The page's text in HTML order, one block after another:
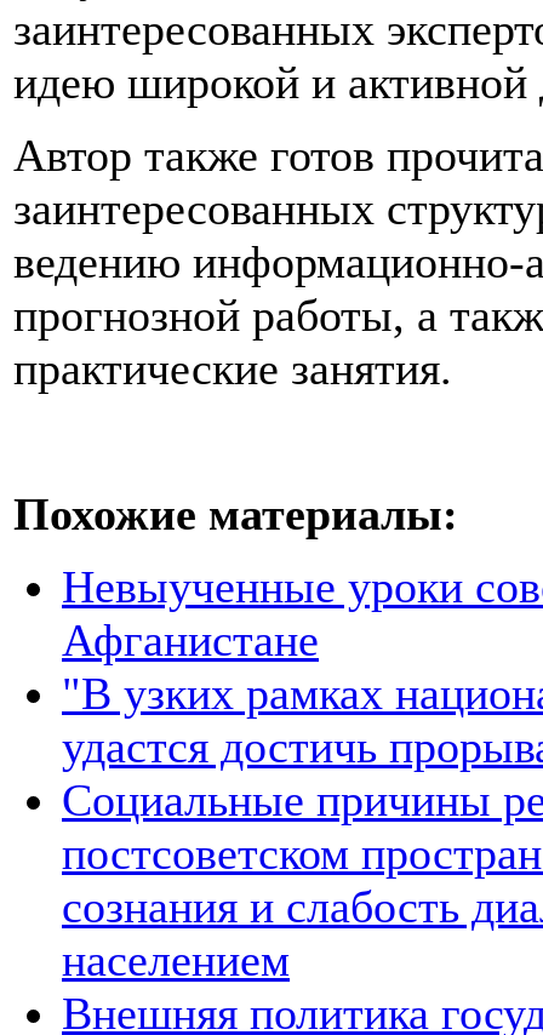
заинтересованных
идею широкой и активной
Автор также готов
заинтересованных
ведению информационно-
прогнозной работы, а
практические занятия.
Похожие материалы:
Невыученные уроки
Афганистане
"В узких рамках
удастся достичь
Социальные причины
постсоветском
сознания и слабость
населением
Внешняя политика